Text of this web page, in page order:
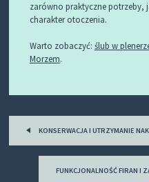
zarówno praktyczne potrzeby,
charakter otoczenia.
Warto zobaczyć: ślub w
Morzem.
Post
navigation
KONSERWACJA I UTRZYMANIE
FUNKCJONALNOŚĆ FIRAN I